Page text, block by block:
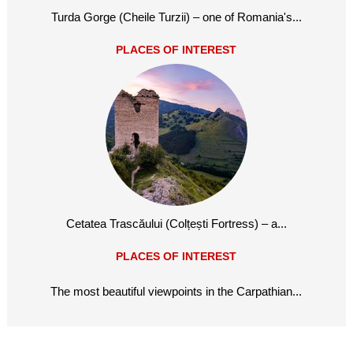
Turda Gorge (Cheile Turzii) – one of Romania's...
PLACES OF INTEREST
Cetatea Trascăului (Colțești Fortress) – a...
PLACES OF INTEREST
The most beautiful viewpoints in the Carpathian...